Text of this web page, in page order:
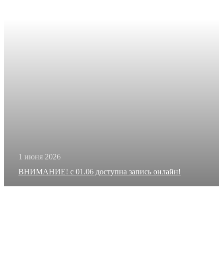
1 июня 2026
ВНИМАНИЕ! с 01.06 доступна запись онлайн!